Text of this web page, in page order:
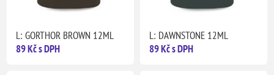
L: GORTHOR BROWN 12ML
89 Kč s DPH
L: DAWNSTONE 12ML
89 Kč s DPH